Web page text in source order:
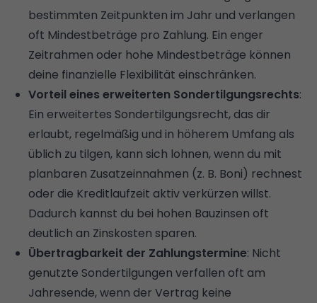
bestimmten Zeitpunkten im Jahr und verlangen
oft Mindestbeträge pro Zahlung. Ein enger
Zeitrahmen oder hohe Mindestbeträge können
deine finanzielle Flexibilität einschränken.
Vorteil eines erweiterten Sondertilgungsrechts:
Ein erweitertes Sondertilgungsrecht, das dir
erlaubt, regelmäßig und in höherem Umfang als
üblich zu tilgen, kann sich lohnen, wenn du mit
planbaren Zusatzeinnahmen (z. B. Boni) rechnest
oder die Kreditlaufzeit aktiv verkürzen willst.
Dadurch kannst du bei hohen Bauzinsen oft
deutlich an Zinskosten sparen.
Übertragbarkeit der Zahlungstermine: Nicht
genutzte Sondertilgungen verfallen oft am
Jahresende, wenn der Vertrag keine